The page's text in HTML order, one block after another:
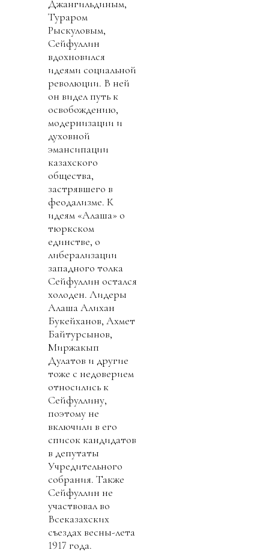
Джангильдиным,
Тураром
Рыскуловым,
Сейфуллин
вдохновился
идеями социальной
революции. В ней
он видел путь к
освобождению,
модернизации и
духовной
эмансипации
казахского
общества,
застрявшего в
феодализме. К
идеям «Алаша» о
тюркском
единстве, о
либерализации
западного толка
Сейфуллин остался
холоден. Лидеры
Алаша Алихан
Букейханов, Ахмет
Байтурсынов,
Миржакып
Дулатов и другие
тоже с недоверием
относились к
Сейфуллину,
поэтому не
включили в его
список кандидатов
в депутаты
Учредительного
собрания. Также
Сейфуллин не
участвовал во
Всеказахских
съездах весны-лета
1917 года.